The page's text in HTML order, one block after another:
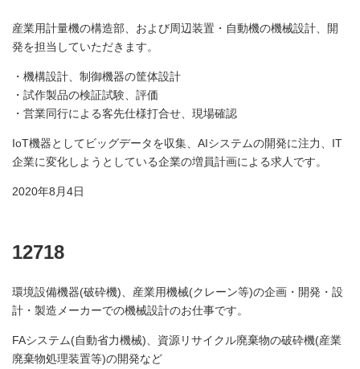
産業用計量機の構造部、および周辺装置・自動機の機械設計、開
発を担当していただきます。
・機構設計、制御機器の筐体設計
・試作製品の検証試験、評価
・営業同行による客先仕様打合せ、現場確認
IoT機器としてビッグデータを収集、AIシステムの開発に注力、IT
企業に変化しようとしている企業の増員計画による求人です。
2020年8月4日
12718
環境設備機器(破砕機)、産業用機械(クレーン等)の企画・開発・設
計・製造メーカーでの機械設計のお仕事です。
FAシステム(自動省力機械)、資源リサイクル廃棄物の破砕機(産業
廃棄物処理装置等)の開発など